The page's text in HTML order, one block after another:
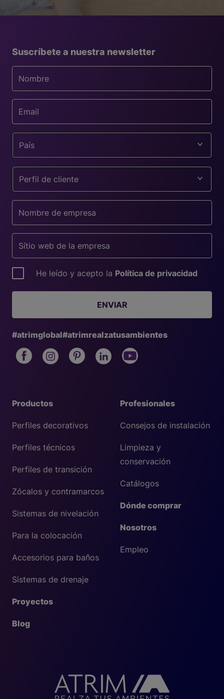
Profesionales
Consejos de instalación
Limpieza y
conservación
Catálogos
Dónde comprar
Nosotros
Empleo
Productos
Perfiles decorativos
Perfiles técnicos
Perfiles de transición
Zócalos y contramarcos
Sistemas de nivelación
Para la colocación
Accesorios para baños
Sistemas de drenaje
Proyectos
Blog
Suscríbete a nuestra newsletter
País
Perfil de cliente
He leído y acepto la Política de privacidad
ENVIAR
#atrimglobal#atrimrealzatusambientes